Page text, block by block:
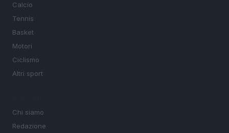
Calcio
Tennis
Basket
Motori
Ciclismo
Altri sport
Chi siamo
Redazione